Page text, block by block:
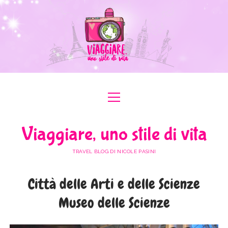
ABOUT ME
MEDIA KIT
menu
BOLOGNA
FORLÌ-CESENA
MODENA
apri
menu
LAZIO
LOMBARDIA
AUSTRIA
BULGARIA
AFRICA apri
EGITTO
ASIA apri
apri
menu
Viaggiare, uno stile di vita
TRAVEL BLOG DI NICOLE PASINI
Città delle Arti e delle Scienze
Museo delle Scienze